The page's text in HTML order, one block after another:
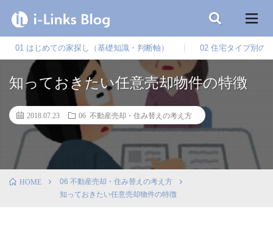
01 はじめての家探し（基礎知識・判断軸） 02 住宅タイプ別の
知っておきたい任意売却物件の特徴
2018.07.23 06 不動産売却・住み替えの考え方
HOME
06 不動産売却・住み替えの考え方
知っておきたい任意売却物件の特徴